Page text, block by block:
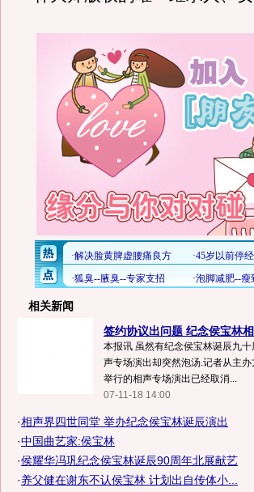
相关新闻
签约协议出问题 纪念侯宝林
本报讯 虽然有纪念侯宝林诞辰九
声专场演出却突然泡汤.记者从主
举行的相声专场演出已经取消...
07-11-18 14:00
·相声界四世同堂 举办纪念侯宝林诞辰演出
·中国曲艺家:侯宝林
·侯耀华冯巩纪念侯宝林诞辰90周年北展献艺
·养父健在谢东不认侯宝林 计划出自传体小...